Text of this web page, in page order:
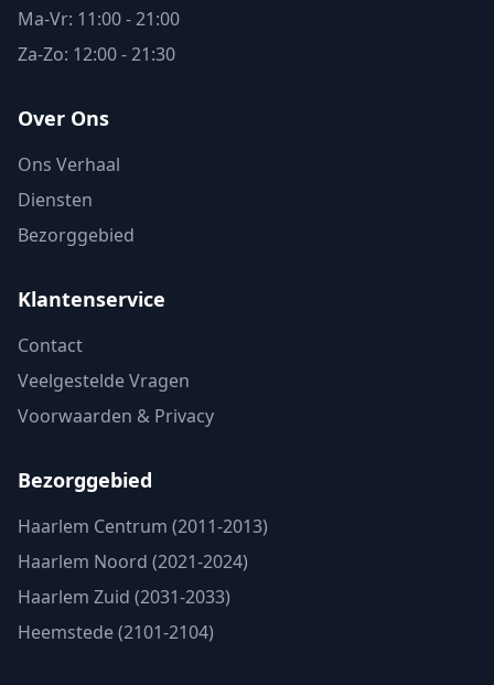
Ma-Vr: 11:00 - 21:00
Za-Zo: 12:00 - 21:30
Over Ons
Ons Verhaal
Diensten
Bezorggebied
Klantenservice
Contact
Veelgestelde Vragen
Voorwaarden & Privacy
Bezorggebied
Haarlem Centrum (2011-2013)
Haarlem Noord (2021-2024)
Haarlem Zuid (2031-2033)
Heemstede (2101-2104)